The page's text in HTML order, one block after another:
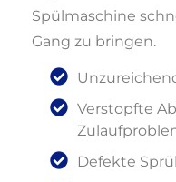
Spülmaschine
Gang zu bringen.
Verstopfte
Defekte